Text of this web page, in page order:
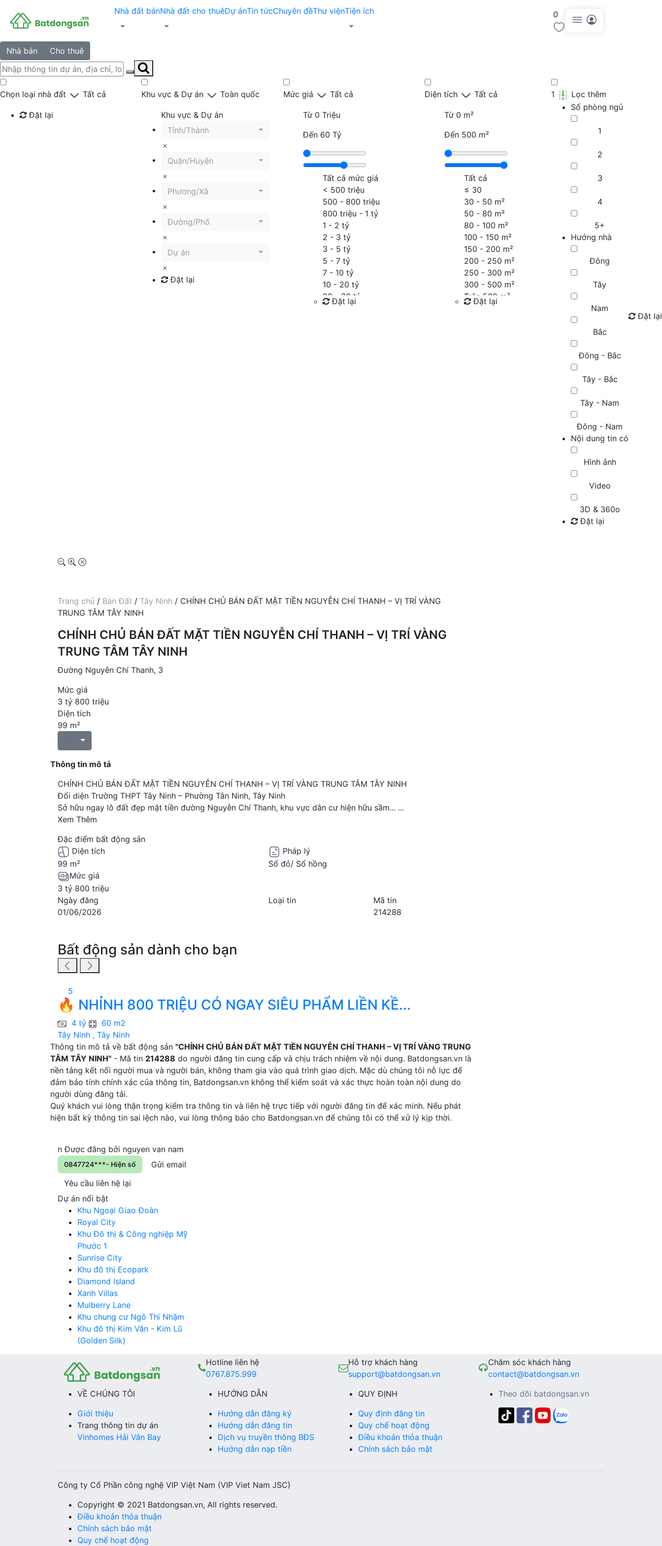
Nhà đất bánNhà đất cho thuêDự ánTin tứcChuyên đềThư việnTiện ích 0
Nhà bán Cho thuê
Chọn loại nhà đất Tất cả
Đặt lại
Khu vực & Dự án Toàn quốc
Khu vực & Dự án
Tỉnh/Thành
Quận/Huyện
Phương/Xã
Đường/Phố
Dự án
Đặt lại
Mức giá Tất cả
Từ 0 Triệu
Đến 60 Tỷ
Tất cả mức giá
< 500 triệu
500 - 800 triệu
800 triệu - 1 tỷ
1 - 2 tỷ
2 - 3 tỷ
3 - 5 tỷ
5 - 7 tỷ
7 - 10 tỷ
10 - 20 tỷ
20 - 30 tỷ
30 - 40 tỷ
Đặt lại
Diện tích Tất cả
Từ 0 m²
Đến 500 m²
Tất cả
≤ 30
30 - 50 m²
50 - 80 m²
80 - 100 m²
100 - 150 m²
150 - 200 m²
200 - 250 m²
250 - 300 m²
300 - 500 m²
Trên 500 m²
Đặt lại
1
Lọc thêm
Số phòng ngủ
1
2
3
4
5+
Hướng nhà
Đông
Tây
Nam
Bắc
Đông - Bắc
Tây - Bắc
Tây - Nam
Đông - Nam
Nội dung tin có
Hình ảnh
Video
3D & 360o
Đặt lại
Đặt lại
Trang chủ / Bán Đất / Tây Ninh / CHÍNH CHỦ BÁN ĐẤT MẶT TIỀN NGUYỄN CHÍ THANH – VỊ TRÍ VÀNG
TRUNG TÂM TÂY NINH
CHÍNH CHỦ BÁN ĐẤT MẶT TIỀN NGUYỄN CHÍ THANH – VỊ TRÍ VÀNG
TRUNG TÂM TÂY NINH
Đường Nguyễn Chí Thanh, 3
Mức giá
3 tỷ 800 triệu
Diện tích
99 m²
Thông tin mô tả
CHÍNH CHỦ BÁN ĐẤT MẶT TIỀN NGUYỄN CHÍ THANH – VỊ TRÍ VÀNG TRUNG TÂM TÂY NINH
Đối diện Trường THPT Tây Ninh – Phường Tân Ninh, Tây Ninh
Sở hữu ngay lô đất đẹp mặt tiền đường Nguyễn Chí Thanh, khu vực dân cư hiện hữu sầm... ...
Xem Thêm
Đặc điểm bất động sản
Diện tích
99 m²
Pháp lý
Sổ đỏ/ Sổ hồng
Mức giá
3 tỷ 800 triệu
Ngày đăng
01/06/2026
Loại tin
Mã tin
214288
Bất động sản dành cho bạn
5
🔥 NHỈNH 800 TRIỆU CÓ NGAY SIÊU PHẨM LIỀN KỀ...
4 tỷ
60 m2
Tây Ninh , Tây Ninh
Thông tin mô tả về bất động sản "CHÍNH CHỦ BÁN ĐẤT MẶT TIỀN NGUYỄN CHÍ THANH – VỊ TRÍ VÀNG TRUNG
TÂM TÂY NINH" - Mã tin 214288 do người đăng tin cung cấp và chịu trách nhiệm về nội dung. Batdongsan.vn là
nền tảng kết nối người mua và người bán, không tham gia vào quá trình giao dịch. Mặc dù chúng tôi nỗ lực để
đảm bảo tính chính xác của thông tin, Batdongsan.vn không thể kiểm soát và xác thực hoàn toàn nội dung do
người dùng đăng tải.
Quý khách vui lòng thận trọng kiểm tra thông tin và liên hệ trực tiếp với người đăng tin để xác minh. Nếu phát
hiện bất kỳ thông tin sai lệch nào, vui lòng thông báo cho Batdongsan.vn để chúng tôi có thể xử lý kịp thời.
n Được đăng bởi nguyen van nam
0847724***- Hiện số
Gửi email
Yêu cầu liên hệ lại
Dự án nổi bật
Khu Ngoại Giao Đoàn
Royal City
Khu Đô thị & Công nghiệp Mỹ
Phước 1
Sunrise City
Khu đô thị Ecopark
Diamond Island
Xanh Villas
Mulberry Lane
Khu chung cư Ngô Thì Nhậm
Khu đô thị Kim Văn - Kim Lũ
(Golden Silk)
Hotline liên hệ
0767.875.999
Hỗ trợ khách hàng
support@batdongsan.vn
Chăm sóc khách hàng
contact@batdongsan.vn
VỀ CHÚNG TÔI
Giới thiệu
Trang thông tin dự án
Vinhomes Hải Vân Bay
HƯỚNG DẪN
Hướng dẫn đăng ký
Hướng dẫn đăng tin
Dịch vụ truyền thông BĐS
Hướng dẫn nạp tiền
QUY ĐỊNH
Quy định đăng tin
Quy chế hoạt động
Điều khoản thỏa thuận
Chính sách bảo mật
Theo dõi batdongsan.vn
Công ty Cổ Phần công nghệ VIP Việt Nam (VIP Viet Nam JSC)
Copyright © 2021 Batdongsan.vn, All rights reserved.
Điều khoản thỏa thuận
Chính sách bảo mật
Quy chế hoạt động